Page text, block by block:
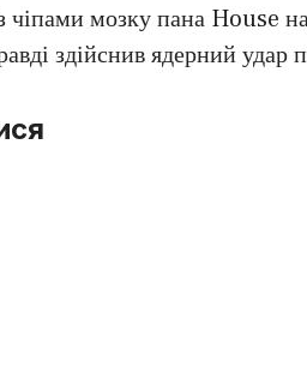
чіпами мозку пана House
здійснив ядерний удар